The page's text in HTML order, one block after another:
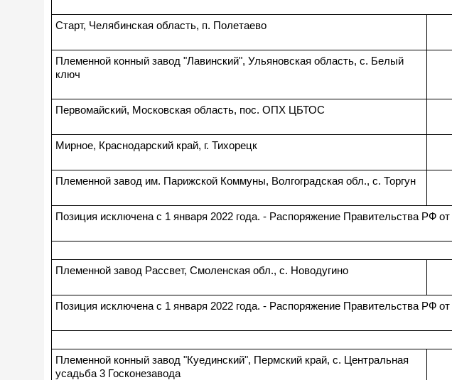
Старт, Челябинская область, п. Полетаево
Племенной конный завод "Лавинский", Ульяновская область, с. Белый
ключ
Первомайский, Московская область, пос. ОПХ ЦБТОС
Мирное, Краснодарский край, г. Тихорецк
Племенной завод им. Парижской Коммуны, Волгоградская обл., с. Торгун
Позиция исключена с 1 января 2022 года. - Распоряжение Правительства РФ
Племенной завод Рассвет, Смоленская обл., с. Новодугино
Позиция исключена с 1 января 2022 года. - Распоряжение Правительства РФ
Племенной конный завод "Куединский", Пермский край, с. Центральная
усадьба 3 Госконезавода